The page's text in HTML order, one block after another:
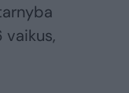
vaikus,